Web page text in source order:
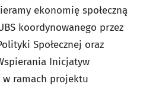
ekonomię społeczną
koordynowanego przez
Społecznej oraz
Inicjatyw
w ramach projektu